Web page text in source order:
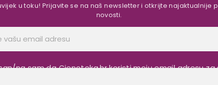
u toku! Prijavite se na naš newsletter i otkrijte najaktualnije
novosti.
na sam da Cjenoteka.hr koristi moju email adresu za